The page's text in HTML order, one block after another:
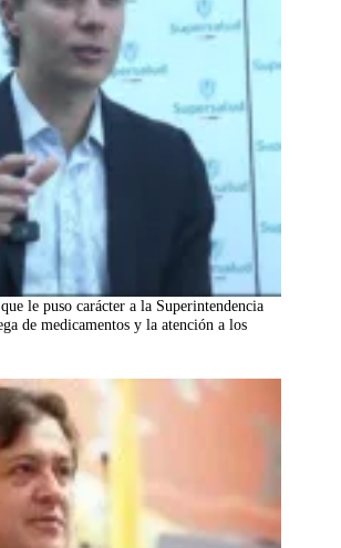
le puso carácter a la Superintendencia
de medicamentos y la atención a los